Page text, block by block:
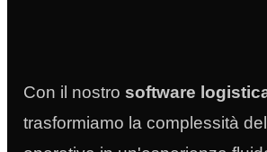
Con il nostro software
trasformiamo la complessità